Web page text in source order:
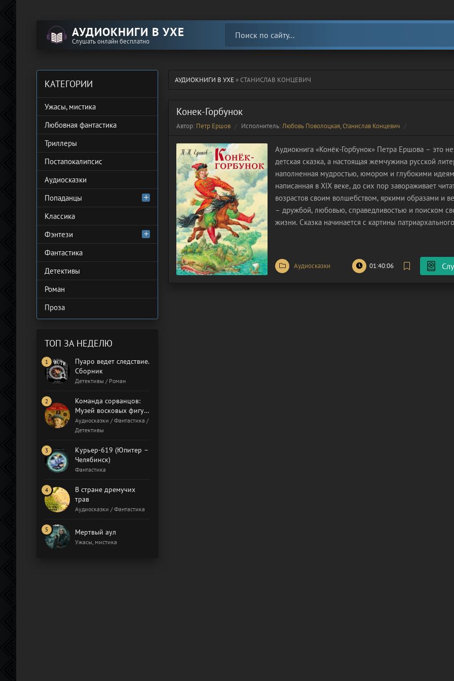
АУДИОКНИГИ В УХЕ
Слушать онлайн бесплатно
АУДИОКНИГИ В УХЕ» СТАНИСЛАВ КОНЦЕВИЧ
Конек-Горбунок
Автор: Петр Ершов Исполнитель:Любовь Поволоцкая,Станислав Концевич
Аудиокнига «Конёк-Горбунок» Петра Ершова – это
детская сказка, а настоящая жемчужина русской
наполненная мудростью, юмором и глубокими
написанная в XIX веке, до сих пор завораживает
возрастов своим волшебством, яркими образами и
– дружбой, любовью, справедливостью и поиском
жизни. Сказка начинается с картины
Аудиосказки 01:40:06
КАТЕГОРИИ
Ужасы, мистика
Любовная фантастика
Триллеры
Постапокалипсис
Аудиосказки
Попаданцы
Классика
Фэнтези
Фантастика
Детективы
Роман
Проза
ТОП ЗА НЕДЕЛЮ
Пуаро ведет следствие.
Сборник
Детективы / Роман
Команда сорванцов:
Музей восковых фигур.
Бал газовщиков
Аудиосказки / Фантастика /
Детективы
Курьер-619 (Юпитер –
Челябинск)
Фантастика
В стране дремучих
трав
Аудиосказки / Фантастика
Мертвый аул
Ужасы, мистика